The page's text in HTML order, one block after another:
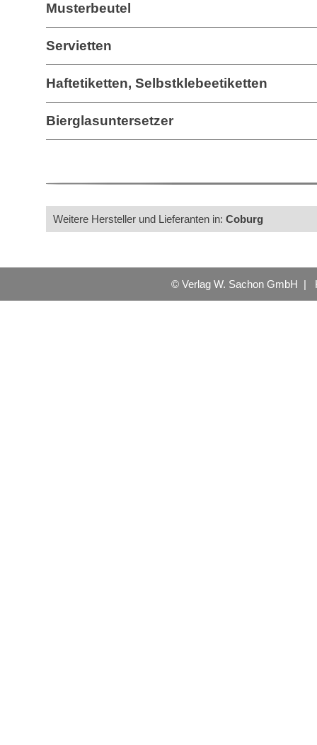
Musterbeutel
Servietten
Haftetiketten, Selbstklebeetiketten
Bierglasuntersetzer
Weitere Hersteller und Lieferanten in: Coburg
© Verlag W. Sachon GmbH |